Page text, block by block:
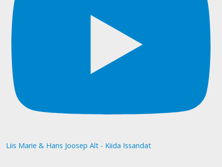
Liis Marie & Hans Joosep Alt - Kiida Issandat